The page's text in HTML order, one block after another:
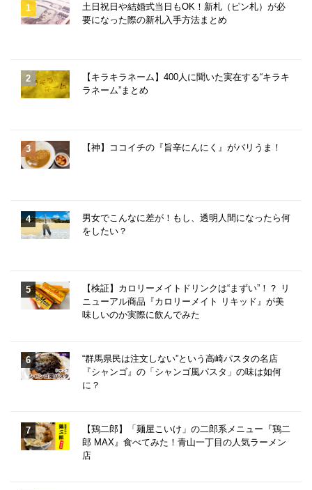
土日祝日や結婚式当日もOK！新札（ピン札）が必
要になった際の新札入手方法まとめ
【キラキラネーム】400人に聞いた実在する“キラキ
ラネーム”まとめ
【神】ココイチの『旨辛にんにく』がバリうま！
男女でこんなに差が！もし、透明人間になったら何
をしたい？
【検証】カロリーメイトドリンクは“まずい”！？ リ
ニューアル商品『カロリーメイト リキッド』が美
味しいのか実際に飲んでみた
“群馬県民は注文しない”という高崎パスタの名店
『シャンゴ』の「シャンゴ風パスタ」の味は如何
に？
【鶏二郎】「麺屋こいけ」の二郎系メニュー『鶏二
郎 MAX』食べてみた！青山一丁目の人気ラーメン
店